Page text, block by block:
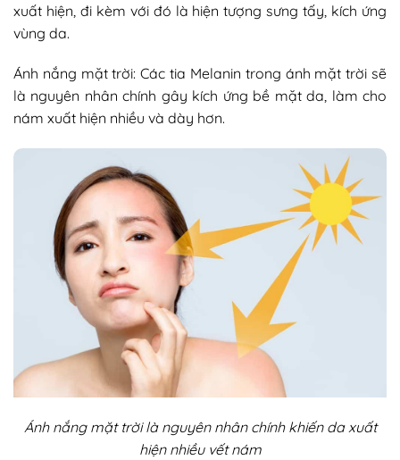
xuất hiện, đi kèm với đó là hiện tượng sưng tấy, kích ứng
vùng da.
Ánh nắng mặt trời: Các tia Melanin trong ánh mặt trời sẽ
là nguyên nhân chính gây kích ứng bề mặt da, làm cho
nám xuất hiện nhiều và dày hơn.
Ánh nắng mặt trời là nguyên nhân chính khiến da xuất
hiện nhiều vết nám